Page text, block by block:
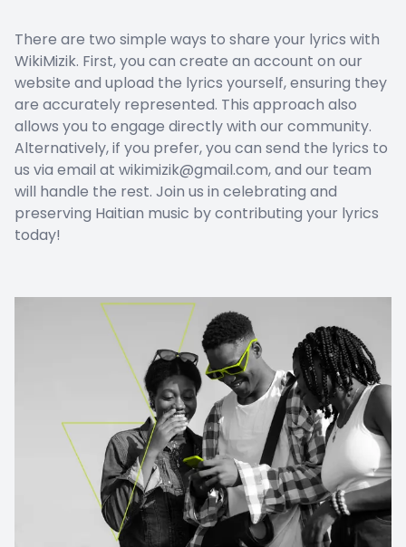
There are two simple ways to share your lyrics with
WikiMizik. First, you can create an account on our
website and upload the lyrics yourself, ensuring they
are accurately represented. This approach also
allows you to engage directly with our community.
Alternatively, if you prefer, you can send the lyrics to
us via email at wikimizik@gmail.com, and our team
will handle the rest. Join us in celebrating and
preserving Haitian music by contributing your lyrics
today!